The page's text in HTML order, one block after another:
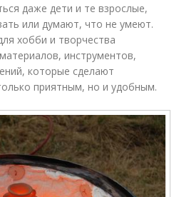
даже дети и те взрослые,
или думают, что не умеют.
хобби и творчества
инструментов,
которые сделают
приятным, но и удобным.